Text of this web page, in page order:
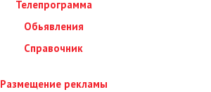
Телепрограмма
Обьявления
Справочник
Размещение рекламы